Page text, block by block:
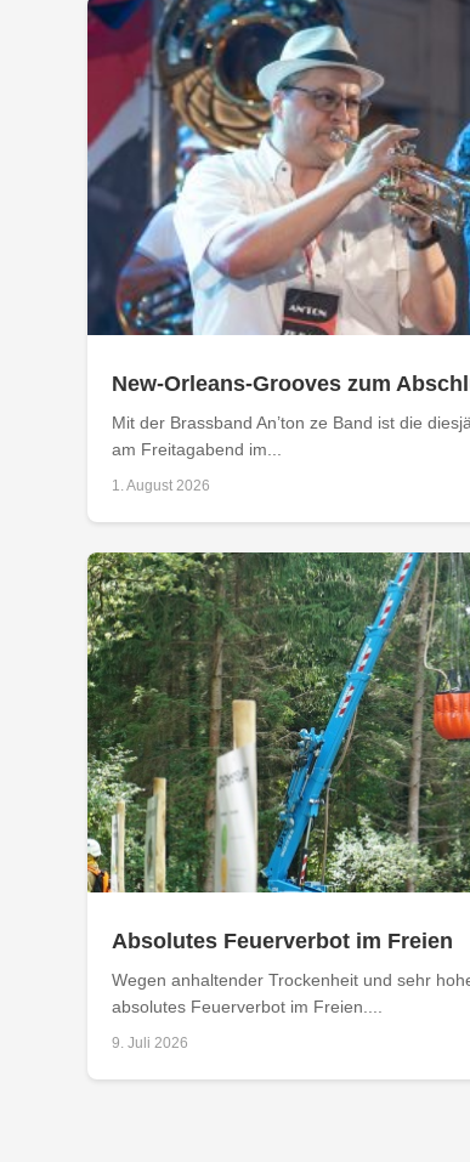
New-Orleans-Grooves zum
Mit der Brassband An’ton ze Band ist die
am Freitagabend im...
1. August 2026
Absolutes Feuerverbot im Freien
Wegen anhaltender Trockenheit und sehr
absolutes Feuerverbot im Freien....
9. Juli 2026